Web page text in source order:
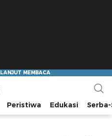
Peristiwa Edukasi